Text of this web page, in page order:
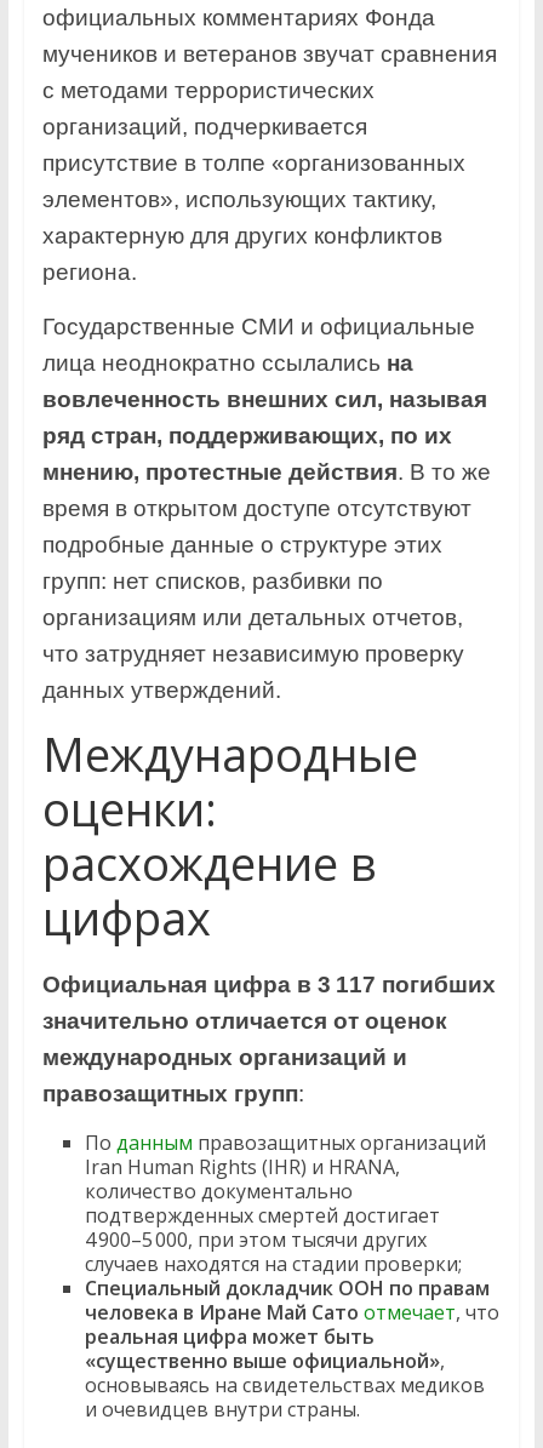
официальных комментариях Фонда
мучеников и ветеранов звучат сравнения
с методами террористических
организаций, подчеркивается
присутствие в толпе «организованных
элементов», использующих тактику,
характерную для других конфликтов
региона.
Государственные СМИ и официальные
лица неоднократно ссылались на
вовлеченность внешних сил, называя
ряд стран, поддерживающих, по их
мнению, протестные действия. В то же
время в открытом доступе отсутствуют
подробные данные о структуре этих
групп: нет списков, разбивки по
организациям или детальных отчетов,
что затрудняет независимую проверку
данных утверждений.
Международные
оценки:
расхождение в
цифрах
Официальная цифра в 3 117 погибших
значительно отличается от оценок
международных организаций и
правозащитных групп:
По данным правозащитных организаций
Iran Human Rights (IHR) и HRANA,
количество документально
подтвержденных смертей достигает
4 900–5 000, при этом тысячи других
случаев находятся на стадии проверки;
Специальный докладчик ООН по правам
человека в Иране Май Сато отмечает, что
реальная цифра может быть
«существенно выше официальной»,
основываясь на свидетельствах медиков
и очевидцев внутри страны.